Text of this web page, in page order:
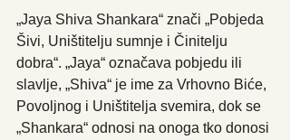
„Jaya Shiva Shankara“ znači „Pobjeda
Šivi, Uništitelju sumnje i Činitelju
dobra“. „Jaya“ označava pobjedu ili
slavlje, „Shiva“ je ime za Vrhovno Biće,
Povoljnog i Uništitelja svemira, dok se
„Shankara“ odnosi na onoga tko donosi